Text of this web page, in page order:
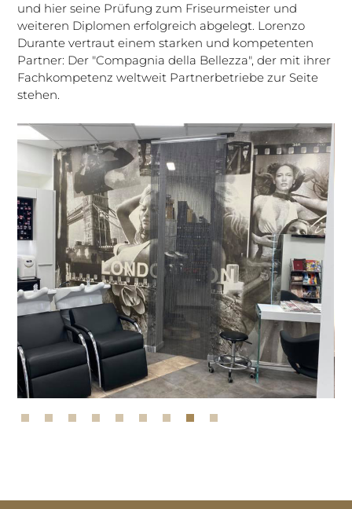
und hier seine Prüfung zum Friseurmeister und
weiteren Diplomen erfolgreich abgelegt. Lorenzo
Durante vertraut einem starken und kompetenten
Partner: Der "Compagnia della Bellezza", der mit ihrer
Fachkompetenz weltweit Partnerbetriebe zur Seite
stehen.